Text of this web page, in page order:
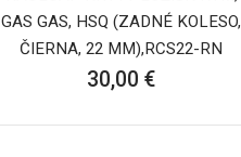
GAS GAS, HSQ (ZADNÉ KOLESO,
ČIERNA, 22 MM),RCS22-RN
30,00 €